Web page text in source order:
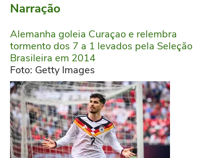
Narração
Alemanha goleia Curaçao e relembra
tormento dos 7 a 1 levados pela Seleção
Brasileira em 2014
Foto: Getty Images